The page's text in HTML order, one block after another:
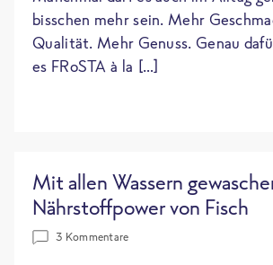
bisschen mehr sein. Mehr
Qualität. Mehr Genuss. Genau
es FRoSTA à la […]
Mit allen Wassern
Nährstoffpower von Fisch
3 Kommentare